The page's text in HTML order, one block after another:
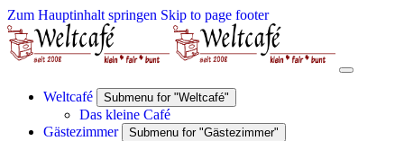
Zum Hauptinhalt springen Skip to page footer
Weltcafé Submenu for "Weltcafé"
Das kleine Café
Gästezimmer
Submenu for "Gästezimmer"